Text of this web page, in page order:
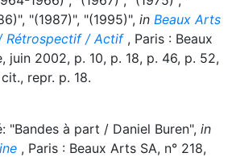
"(1987)", "(1995)", in Beaux Arts
Rétrospectif / Actif, Paris : Beaux
juin 2002, p. 10, p. 18, p. 46, p. 52,
repr. p. 18.
"Bandes à part / Daniel Buren", in
, Paris : Beaux Arts SA, n° 218,